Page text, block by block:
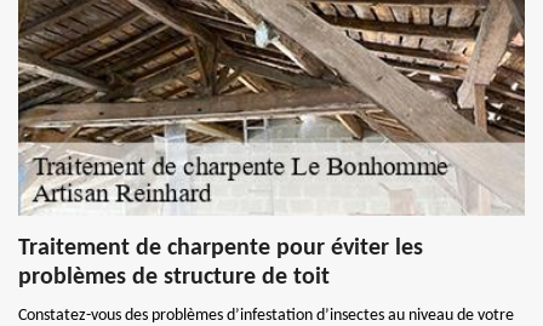
Traitement de charpente pour éviter les
problèmes de structure de toit
Constatez-vous des problèmes d’infestation d’insectes au niveau de votre